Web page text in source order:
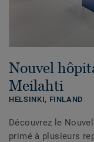
Nouvel
Meilahti
HELSINKI, FINLAND
Découvrez le
primé à plusieurs